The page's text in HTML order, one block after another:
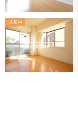
入居中